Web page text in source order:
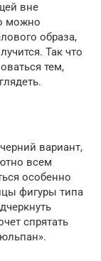
вне
можно
образа,
Так что
тем,
вариант,
всем
особенно
фигуры типа
спрятать